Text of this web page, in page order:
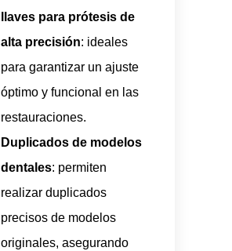
llaves para prótesis de
alta precisión: ideales
para garantizar un ajuste
óptimo y funcional en las
restauraciones.
Duplicados de modelos
dentales: permiten
realizar duplicados
precisos de modelos
originales, asegurando